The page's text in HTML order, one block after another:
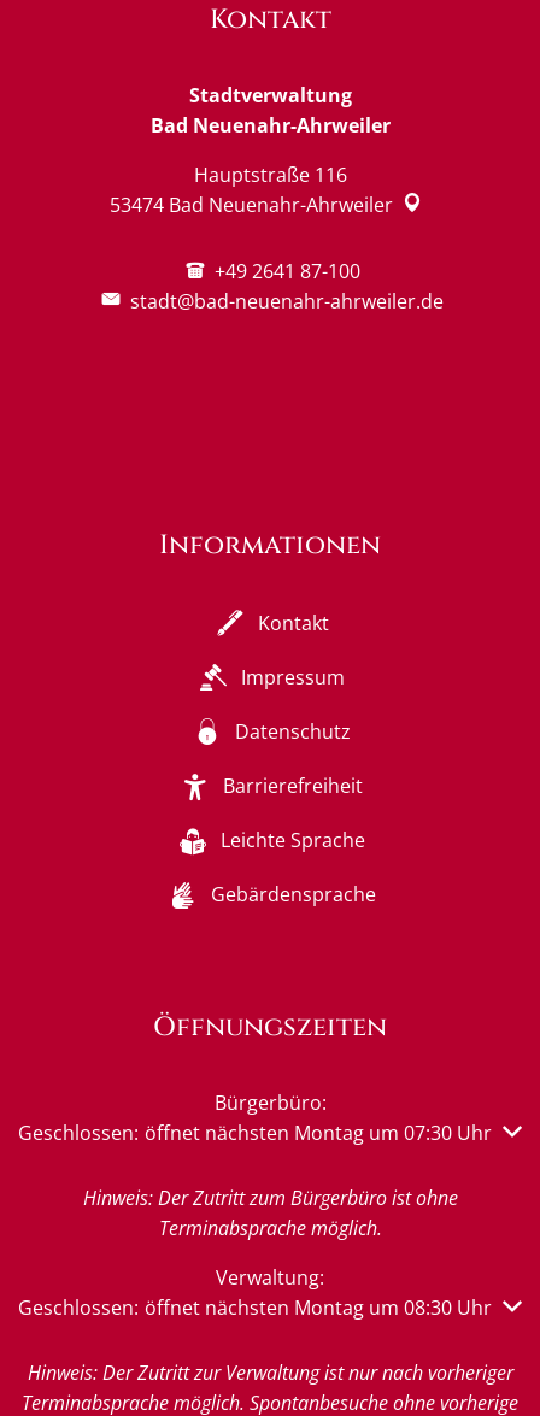
Kontakt
Stadtverwaltung
Bad Neuenahr-Ahrweiler
Hauptstraße 116
53474 Bad Neuenahr-Ahrweiler
+49 2641 87-100
stadt@bad-neuenahr-ahrweiler.de
Informationen
Kontakt
Impressum
Datenschutz
Barrierefreiheit
Leichte Sprache
Gebärdensprache
Öffnungszeiten
Bürgerbüro:
Klicken, um weitere Öffnungs- oder Schließzeiten
Geschlossen: öffnet nächsten Montag um 07:30 Uhr
Hinweis: Der Zutritt zum Bürgerbüro ist ohne
Terminabsprache möglich.
Verwaltung:
Klicken, um weitere Öffnungs- oder Schließzeiten
Geschlossen: öffnet nächsten Montag um 08:30 Uhr
Hinweis: Der Zutritt zur Verwaltung ist nur nach vorheriger
Terminabsprache möglich. Spontanbesuche ohne vorherige